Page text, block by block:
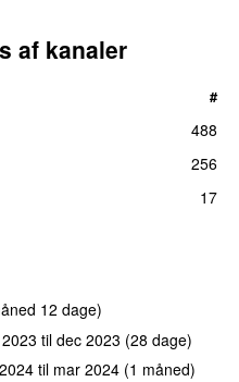
af kanaler
#
488
256
17
12 dage)
til dec 2023 (28 dage)
til mar 2024 (1 måned)